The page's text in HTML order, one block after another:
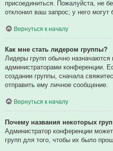
присоединиться. Пожалуйста, не
отклонил ваш запрос; у него могут
Вернуться к началу
Как мне стать лидером группы?
Лидеры групп обычно назначаются
администраторами конференции.
создании группы, сначала
отправить ему личное сообщение.
Вернуться к началу
Почему названия некоторых
Администратор конференции
групп для того, чтобы их было